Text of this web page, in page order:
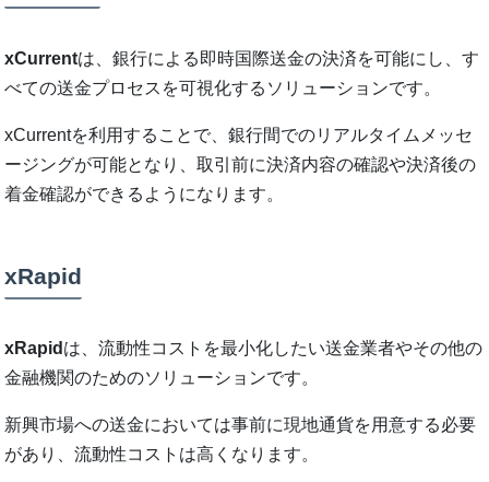
xCurrentは、銀行による即時国際送金の決済を可能にし、す
べての送金プロセスを可視化するソリューションです。
xCurrentを利用することで、銀行間でのリアルタイムメッセ
ージングが可能となり、取引前に決済内容の確認や決済後の
着金確認ができるようになります。
xRapid
xRapid は、流動性コストを最小化したい送金業者やその他の
金融機関のためのソリューションです。
新興市場への送金においては事前に現地通貨を用意する必要
があり、流動性コストは高くなります。